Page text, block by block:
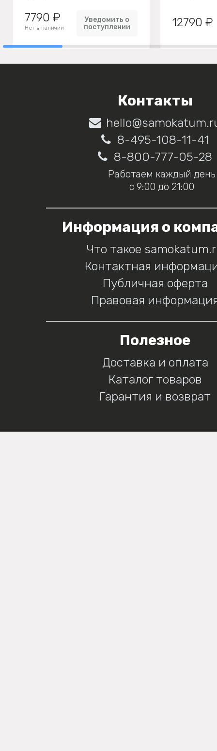
7790 ₽
Нет в наличии
Уведомить о
поступлении
12790 ₽
Контакты
8-495-108-11-41
8-800-777-05-28
Работаем каждый день
с 9:00 до 21:00
Информация о
Что такое
Контактная
Публичная оферта
Правовая
Полезное
Доставка и оплата
Каталог товаров
Гарантия и возврат